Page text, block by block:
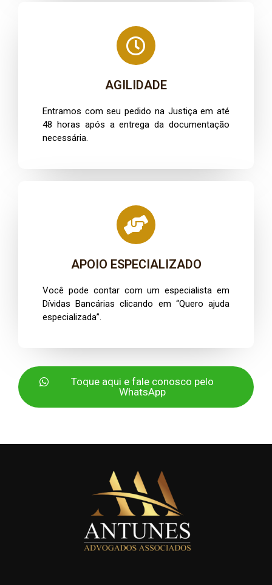
AGILIDADE
Entramos com seu pedido na Justiça em até
48 horas após a entrega da documentação
necessária.
APOIO ESPECIALIZADO
Você pode contar com um especialista em
Dívidas Bancárias clicando em “Quero ajuda
especializada”.
Toque aqui e fale conosco pelo
WhatsApp